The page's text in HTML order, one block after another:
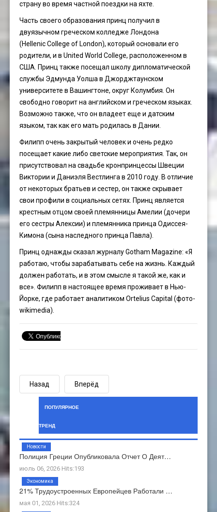
страну во время частной поездки на яхте.
Часть своего образования принц получил в
двуязычном греческом колледже Лондона
(Hellenic College of London), который основали его
родители, и в United World College, расположенном в
США. Принц также посещал школу дипломатической
службы Эдмунда Уолша в Джорджтаунском
университете в Вашингтоне, округ Колумбия. Он
свободно говорит на английском и греческом языках.
Возможно также, что он владеет еще и датским
языком, так как его мать родилась в Дании.
Филипп очень закрытый человек и очень редко
посещает какие либо светские мероприятия. Так, он
присутствовал на свадьбе кронпринцессы Швеции
Виктории и Даниэля Вестлинга в 2010 году. В отличие
от некоторых братьев и сестер, он также скрывает
свои профили в социальных сетях. Принц является
крестным отцом своей племянницы Амелии (дочери
его сестры Алексии) и племянника принца Одиссея-
Кимона (сына наследного принца Павла).
Принц однажды сказал журналу Gotham Magazine: «Я
работаю, чтобы зарабатывать себе на жизнь. Каждый
должен работать, и в этом смысле я такой же, как и
все». Филипп в настоящее время проживает в Нью-
Йорке, где работает аналитиком Ortelius Capital (фото-
wikimedia).
Назад Вперёд
ПОПУЛЯРНОЕ
ТРЕНД
Полиция Греции Опубликовала Отчет О Деят…
июль 06, 2026 Hits:193
Новости
21% Трудоустроенных Европейцев Работали …
мая 01, 2026 Hits:324
Экономика